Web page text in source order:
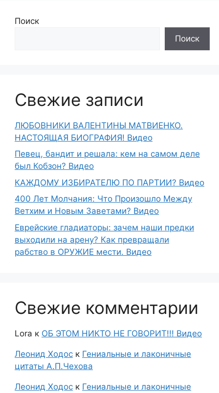
Поиск
Поиск
Свежие записи
ЛЮБОВНИКИ ВАЛЕНТИНЫ МАТВИЕНКО.
НАСТОЯЩАЯ БИОГРАФИЯ! Видео
Певец, бандит и решала: кем на самом деле
был Кобзон? Видео
КАЖДОМУ ИЗБИРАТЕЛЮ ПО ПАРТИИ? Видео
400 Лет Молчания: Что Произошло Между
Ветхим и Новым Заветами? Видео
Еврейские гладиаторы: зачем наши предки
выходили на арену? Как превращали
рабство в ОРУЖИЕ мести. Видео
Свежие комментарии
Lora к ОБ ЭТОМ НИКТО НЕ ГОВОРИТ!!! Видео
Леонид Ходос к Гениальные и лаконичные
цитаты А.П.Чехова
Леонид Ходос к Гениальные и лаконичные